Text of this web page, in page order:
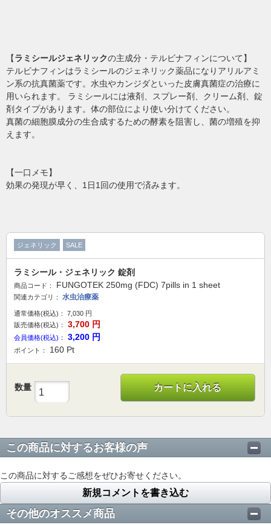
【ラミシールジェネリックの主成分・テルビナフィンについて】
テルビナフィンはラミシールのジェネリック薬品になりアリルアミ
ン系の抗真菌薬です。水虫やカンジダといった皮膚真菌症の治療に
用いられます。 ラミシールには液剤、スプレー剤、クリーム剤、錠
剤タイプがあります。体の部位により使い分けてください。
真菌の細胞膜成分の生合成するための酵素を阻害し、菌の増殖を抑
えます。
【一口メモ】
効果の発現が早く、1日1回の使用で済みます。
ジェネリック SALE
ラミシール・ジェネリック 錠剤
商品コード： FUNGOTEK 250mg (FDC) 7pills in 1 sheet
関連カテゴリ： 水虫治療薬
通常価格(税込)： 7,030 円
販売価格(税込)：
3,700 円
会員価格(税込)： 3,200 円
ポイント： 160 Pt
数量 カートに入れる
この商品に対するお客様の声
この商品に対するご感想をぜひお寄せください。
新規コメントを書き込む
その他のオススメ商品